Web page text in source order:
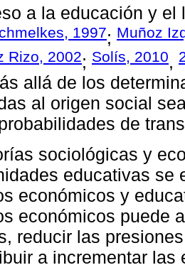
a la educación y
1997; Muñoz
Rizo, 2002; Solís, 2010,
allá de los
al origen social
de
sociológicas y
educativas se
económicos y
económicos puede
reducir las
a incrementar